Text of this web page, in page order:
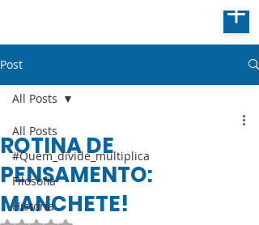
Post
All Posts
#Quem_divide_multiplica
Filosofia
História
All Posts
ROTINA DE
PENSAMENTO:
MANCHETE!